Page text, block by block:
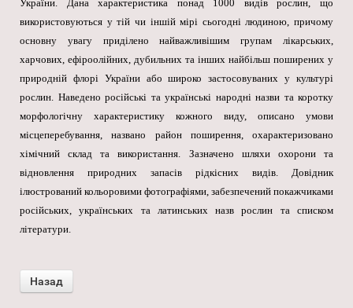
України. Дана характеристика понад 1000 видів рослин, що
використовуються у тій чи іншій мірі сьогодні людиною, причому
основну увагу приділено найважливішим групам лікарських,
харчових, ефіроолійних, дубильних та інших найбільш поширених у
природній флорі України або широко застосовуваних у культурі
рослин. Наведено російські та українські народні назви та коротку
морфологічну характеристику кожного виду, описано умови
місцеперебування, названо район поширення, охарактеризовано
хімічний склад та використання. Зазначено шляхи охорони та
відновлення природних запасів рідкісних видів. Довідник
ілюстрований кольоровими фотографіями, забезпечений покажчиками
російських, українських та латинських назв рослин та списком
літератури.